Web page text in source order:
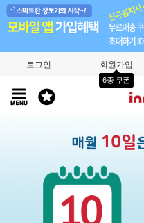
로그인 회원가입
6종 쿠폰